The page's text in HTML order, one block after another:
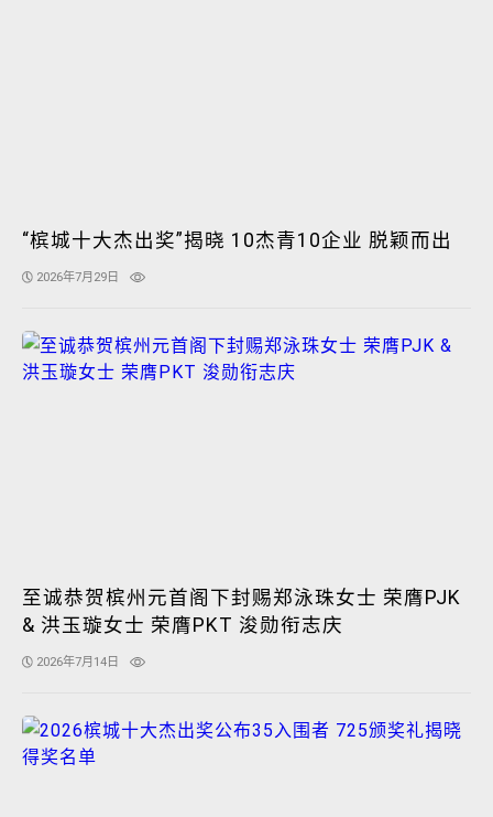
“槟城十大杰出奖”揭晓 10杰青10企业 脱颖而出
2026年7月29日
至诚恭贺槟州元首阁下封赐郑泳珠女士 荣膺PJK
& 洪玉璇女士 荣膺PKT 浚勋衔志庆
2026年7月14日